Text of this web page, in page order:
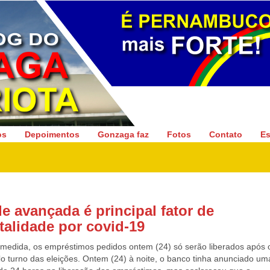
Gonzaga Patriota
Depoimentos Gonzaga faz Fotos Contato
avançada é principal fator de
por covid-19
os empréstimos pedidos ontem (24) só serão liberados após
turno das eleições. Ontem (24) à noite, o banco tinha anunciado